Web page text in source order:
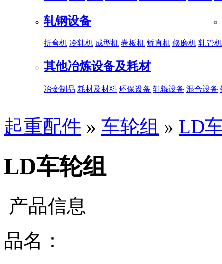
轧钢设备
折弯机 冷轧机 成型机 卷板机 矫直机 修磨机 轧管机
其他冶炼设备及耗材
冶金制品 耗材及材料 环保设备 轧辊设备 混合设备
起重配件 » 车轮组 » LD
LD车轮组
产品信息
品名：